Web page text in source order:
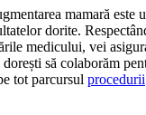
mamară este
dorite.
medicului, vei
să colaborăm
tot parcursul procedurii